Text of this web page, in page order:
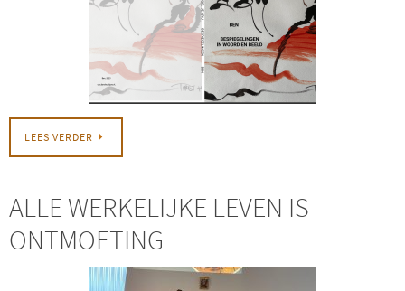
LEES VERDER
ALLE WERKELIJKE LEVEN IS
ONTMOETING